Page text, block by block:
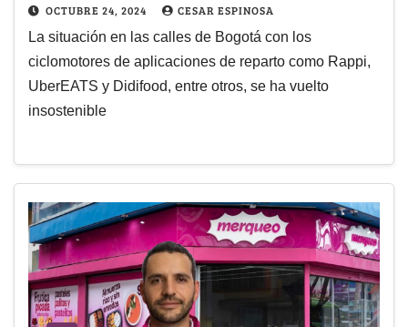
OCTUBRE 24, 2024 CESAR ESPINOSA
La situación en las calles de Bogotá con los
ciclomotores de aplicaciones de reparto como Rappi,
UberEATS y Didifood, entre otros, se ha vuelto
insostenible